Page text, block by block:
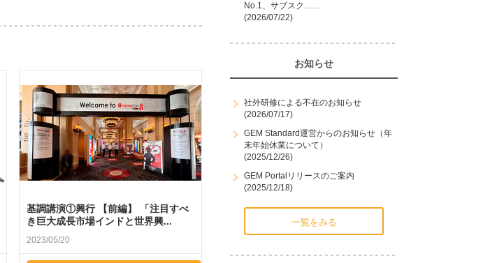
基調講演①興行 【前編】 「注目すべ
き巨大成長市場インドと世界興...
2023/05/20
No.1、サブスク……
(2026/07/22)
お知らせ
社外研修による不在のお知らせ
(2026/07/17)
GEM Standard運営からのお知らせ（年
末年始休業について）
(2025/12/26)
GEM Portalリリースのご案内
(2025/12/18)
一覧をみる